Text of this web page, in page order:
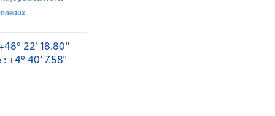
22' 18.80"
+4° 40' 7.58"